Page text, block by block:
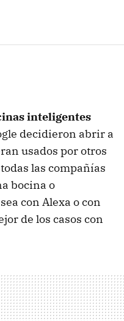
inteligentes
decidieron abrir a
usados por otros
las compañías
bocina o
con Alexa o con
de los casos con